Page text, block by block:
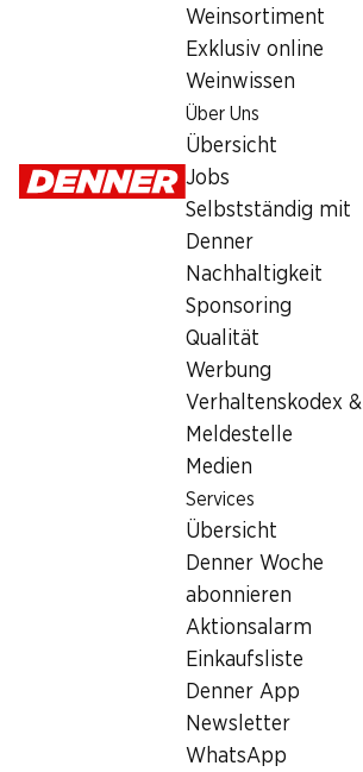
Weinsortiment
Exklusiv online
Weinwissen
Über Uns
Übersicht
Jobs
Selbstständig mit
Denner
Nachhaltigkeit
Sponsoring
Qualität
Werbung
Verhaltenskodex &
Meldestelle
Medien
Services
Übersicht
Denner Woche
abonnieren
Aktionsalarm
Einkaufsliste
Denner App
Newsletter
WhatsApp
Bargeldbezug mit Post - / M-Card